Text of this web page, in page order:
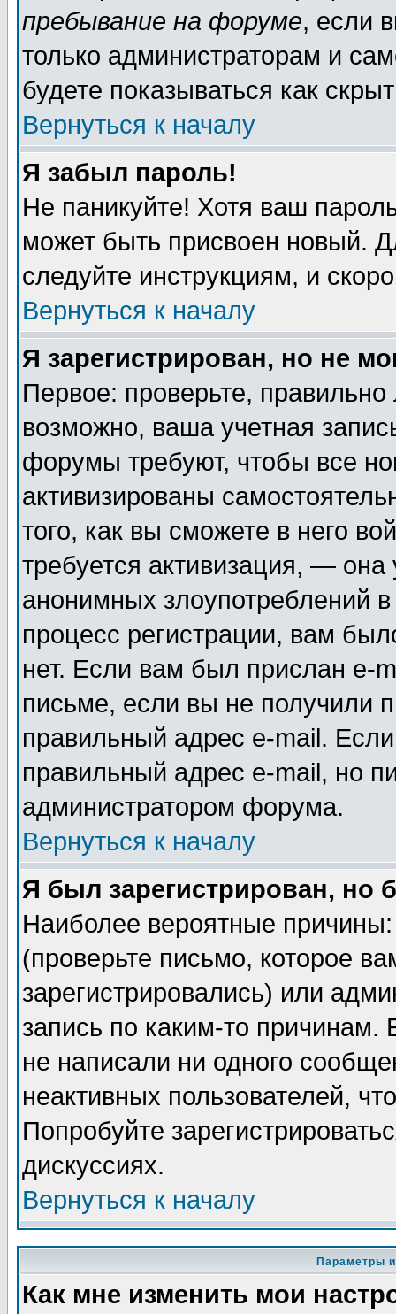
пребывание на форуме, если
только администраторам и
будете показываться как
Вернуться к началу
Я забыл пароль!
Не паникуйте! Хотя ваш
может быть присвоен новый.
следуйте инструкциям, и
Вернуться к началу
Я зарегистрирован, но не
Первое: проверьте,
возможно, ваша учетная
форумы требуют, чтобы все
активизированы
того, как вы сможете в него
требуется активизация, —
анонимных злоупотреблений
процесс регистрации, вам
нет. Если вам был прислан e-
письме, если вы не получили
правильный адрес e-mail.
правильный адрес e-mail, но
администратором форума.
Вернуться к началу
Я был зарегистрирован, но
Наиболее вероятные
(проверьте письмо, которое
зарегистрировались) или
запись по каким-то
не написали ни одного
неактивных пользователей,
Попробуйте
дискуссиях.
Вернуться к началу
Параметры
Как мне изменить мои